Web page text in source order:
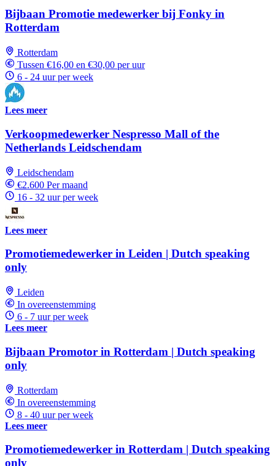
Bijbaan Promotie medewerker bij Fonky in
Rotterdam
Rotterdam
Tussen €16,00 en €30,00 per uur
6 - 24 uur per week
Lees meer
Verkoopmedewerker Nespresso Mall of the
Netherlands Leidschendam
Leidschendam
€2.600 Per maand
16 - 32 uur per week
Lees meer
Promotiemedewerker in Leiden | Dutch speaking
only
Leiden
In overeenstemming
6 - 7 uur per week
Lees meer
Bijbaan Promotor in Rotterdam | Dutch speaking
only
Rotterdam
In overeenstemming
8 - 40 uur per week
Lees meer
Promotiemedewerker in Rotterdam | Dutch speaking
only